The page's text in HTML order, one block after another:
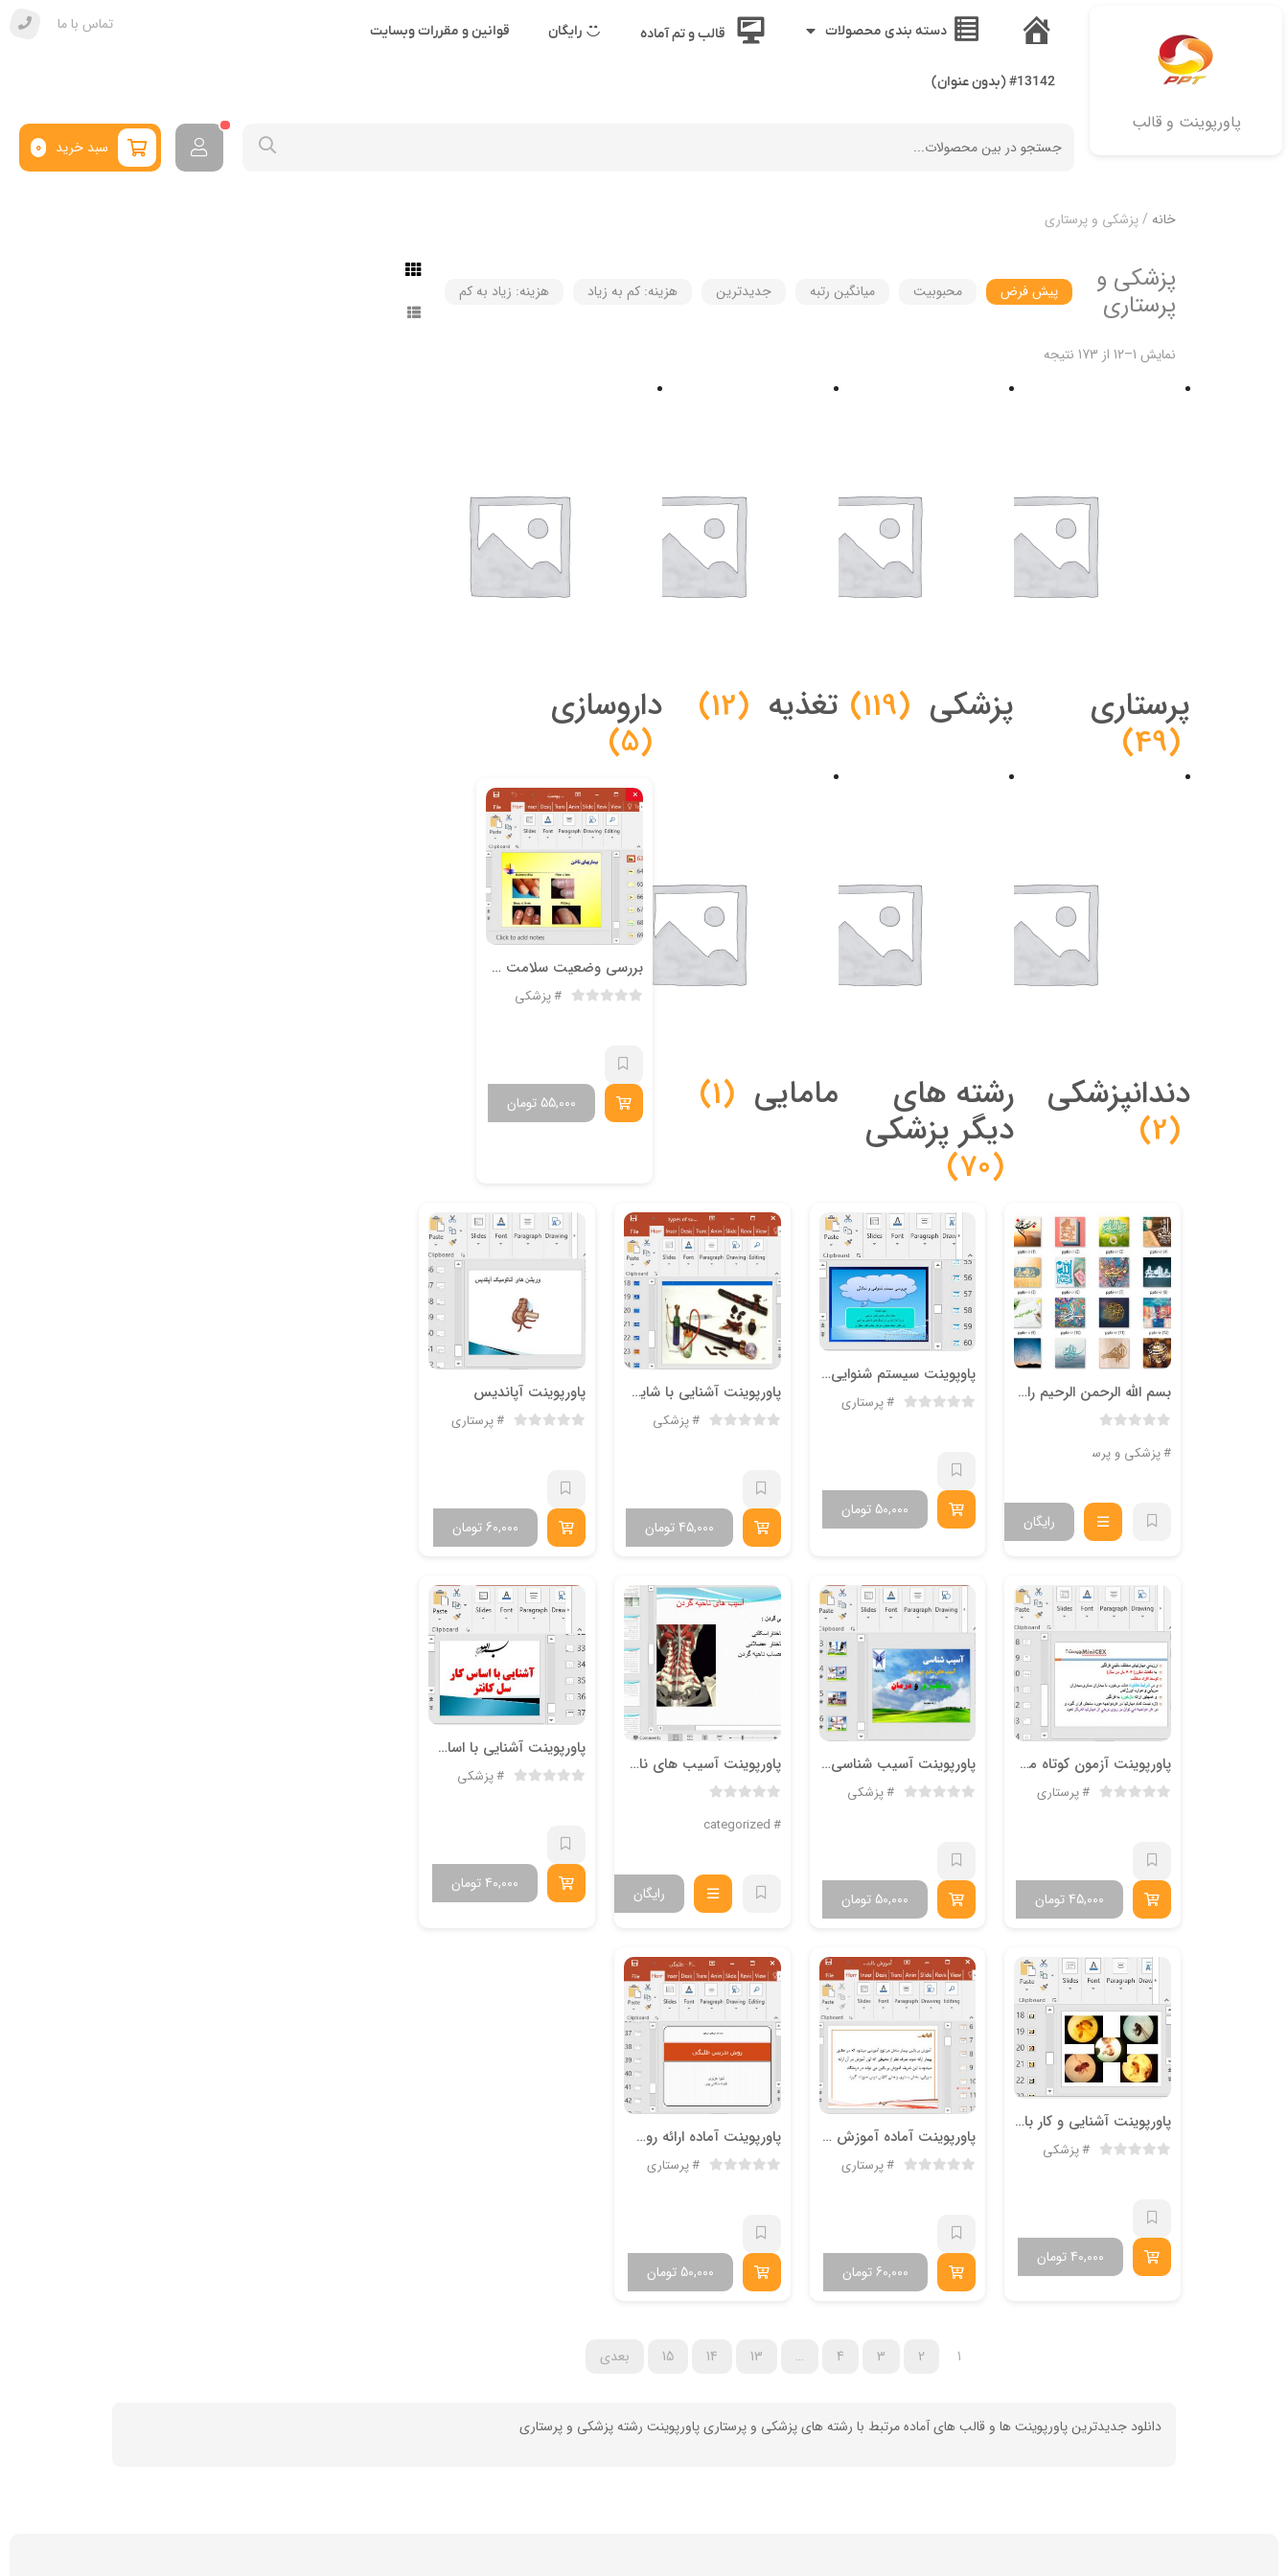
پاورپوینت و قالب
خانه
دسته بندی محصولات قالب و تم آماده رایگان قوانین و مقررات وبسایت
#13142 (بدون عنوان)
تماس با ما
سبد خرید 0
خانه / پزشکی و پرستاری
پزشکی و
پرستاری پیش فرض محبوبیت میانگین رتبه جدیدترین هزینه: کم به زیاد هزینه: زیاد به کم
نمایش 1–12 از 173 نتیجه
پرستاری
(49)
پزشکی (119) تغذیه (12) داروسازی
(5)
دندانپزشکی
(2)
رشته های
دیگر پزشکی
(70)
مامایی (1)
بررسی وضعیت سلامت و معاینه فیزیکی پوست ،مو ،ناخن
پزشکی
تومان55,000
بسم الله الرحمن الرحیم رایگان برای پاورپوینت
پزشکی و پرستاری
رایگان
پاوپوینت سیستم شنوایی و تعادلی
پرستاری
تومان 50,000
پاورپوینت آشنايي با شایع ترین مواد
پزشکی
تومان45,000
پاورپوینت آپاندیس
پرستاری
تومان60,000
پاورپوینت آزمون کوتاه مدت عملکرد بالینی Mini CEX
پرستاری
تومان45,000
پاورپوینت آسیب شناسی آسیب های شایع در مچ پا پیشگیری و درمان
پزشکی
تومان 50,000
پاورپوینت آسیب های ناحیه گردن
Uncategorized
رایگان
پاورپوینت آشنایی با اساس کار سل کانتر
پزشکی
تومان40,000
پاورپوینت آشنایی و کار با مگس سرکه
پزشکی
تومان40,000
پاورپوینت آماده آموزش باليني
پرستاری
تومان 60,000
پاورپوینت آماده ارائه روش تدریس طلبگی
پرستاری
تومان50,000
1
2
3
4
…
13
14
15 بعدی
دانلود جدیدترین پاورپوینت ها و قالب های آماده مرتبط با رشته های پزشکی و پرستاری پاورپوینت رشته پزشکی و پرستاری